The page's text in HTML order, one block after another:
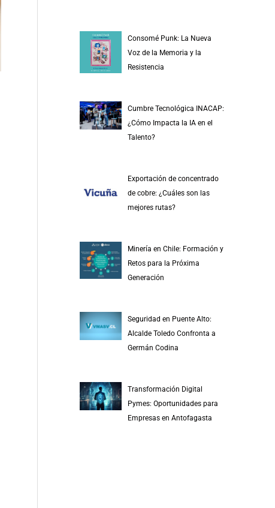
Consomé Punk: La Nueva
Voz de la Memoria y la
Resistencia
Cumbre Tecnológica INACAP:
¿Cómo Impacta la IA en el
Talento?
Exportación de concentrado
de cobre: ¿Cuáles son las
mejores rutas?
Minería en Chile: Formación y
Retos para la Próxima
Generación
Seguridad en Puente Alto:
Alcalde Toledo Confronta a
Germán Codina
Transformación Digital
Pymes: Oportunidades para
Empresas en Antofagasta